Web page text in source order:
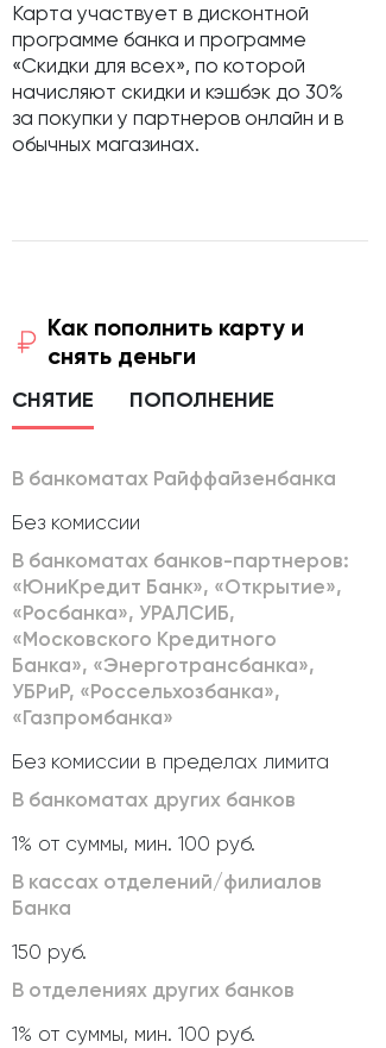
Карта участвует в дисконтной
программе банка и программе
«Скидки для всех», по которой
начисляют скидки и кэшбэк до 30%
за покупки у партнеров онлайн и в
обычных магазинах.
Как пополнить карту и
снять деньги
СНЯТИЕ ПОПОЛНЕНИЕ
В банкоматах Райффайзенбанка
Без комиссии
В банкоматах банков-партнеров:
«ЮниКредит Банк», «Открытие»,
«Росбанка», УРАЛСИБ,
«Московского Кредитного
Банка», «Энерготрансбанка»,
УБРиР, «Россельхозбанка»,
«Газпромбанка»
Без комиссии в пределах лимита
В банкоматах других банков
1% от суммы, мин. 100 руб.
В кассах отделений/филиалов
Банка
150 руб.
В отделениях других банков
1% от суммы, мин. 100 руб.